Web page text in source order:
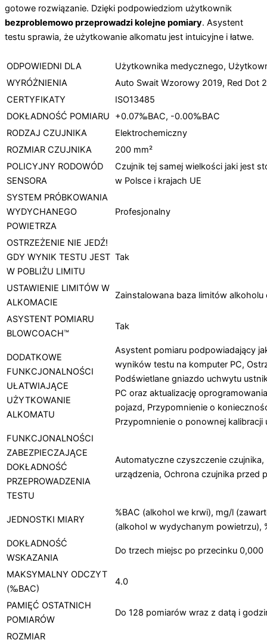
gotowe rozwiązanie. Dzięki podpowiedziom użytkownik
bezproblemowo przeprowadzi kolejne pomiary. Asystent
testu sprawia, że użytkowanie alkomatu jest intuicyjne i łatwe.
ODPOWIEDNI DLA
Użytkownika medycznego,
WYRÓŻNIENIA
Auto Swait Wzorowy 2019, Red Dot
CERTYFIKATY
ISO13485
DOKŁADNOŚĆ POMIARU
+0.07‰BAC, -0.00‰BAC
RODZAJ CZUJNIKA
Elektrochemiczny
ROZMIAR CZUJNIKA
200 mm²
POLICYJNY RODOWÓD
SENSORA
Czujnik tej samej wielkości jaki jest
w Polsce i krajach UE
SYSTEM PRÓBKOWANIA
WYDYCHANEGO
POWIETRZA
Profesjonalny
OSTRZEŻENIE NIE JEDŹ!
GDY WYNIK TESTU JEST
W POBLIŻU LIMITU
Tak
USTAWIENIE LIMITÓW W
ALKOMACIE
Zainstalowana baza limitów
ASYSTENT POMIARU
BLOWCOACH™
Tak
DODATKOWE
FUNKCJONALNOŚCI
UŁATWIAJĄCE
UŻYTKOWANIE
ALKOMATU
Asystent pomiaru podpowiadający
wyników testu na komputer PC,
Podświetlane gniazdo uchwytu
PC oraz aktualizację
pojazd, Przypomnienie o
Przypomnienie o ponownej kalibracji
FUNKCJONALNOŚCI
ZABEZPIECZAJĄCE
DOKŁADNOŚĆ
PRZEPROWADZENIA
TESTU
Automatyczne czyszczenie
urządzenia, Ochrona czujnika przed
JEDNOSTKI MIARY
%BAC (alkohol we krwi), mg/l
(alkohol w wydychanym powietrzu),
DOKŁADNOŚĆ
WSKAZANIA
Do trzech miejsc po przecinku 0,000
MAKSYMALNY ODCZYT
(‰BAC)
4.0
PAMIĘĆ OSTATNICH
POMIARÓW
Do 128 pomiarów wraz z datą i
ROZMIAR